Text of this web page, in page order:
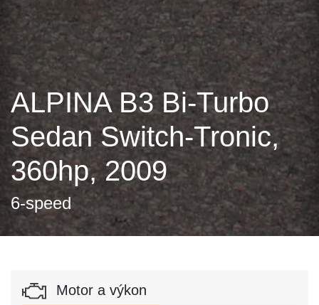
ALPINA B3 Bi-Turbo
Sedan Switch-Tronic,
360hp, 2009
6-speed
Motor a výkon